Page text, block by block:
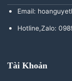
Email:
Hotline,Zalo:
Tài Khoản